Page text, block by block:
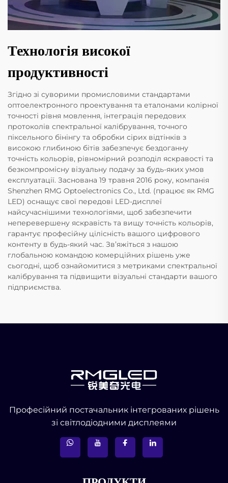
Технологія високої
продуктивності
Згідно зі суворими промисловими стандартами
оптоелектронного проектування та еталонами колірної
точності рівня мовлення, інтеграція передових
протоколів спектральної калібрування, точного
піксельного бінінгу та обробки сірих відтінків з
високою глибиною бітів забезпечує бездоганну
точність кольорів, рівномірний розподіл яскравості та
безкомпромісну візуальну подачу за будь-яких умов
експлуатації. Заснована 19 травня 2016 року, компанія
Shenzhen RMG Optoelectronics Co., Ltd. (працює як RMG
LED) оснащує свої передові LED-дисплеї
найсучаснішими технологіями, щоб забезпечити
неперевершену яскравість та вищу точність кольорів,
гарантує професійну цілісність вашого цифрового
контенту в будь-який час. Зв’яжіться з нашою
глобальною командою комерційних рішень уже
сьогодні, щоб ознайомитися з метриками спектральної
калібрування та підвищити візуальні стандарти вашого
підприємства.
Професійний постачальник інтегрованих рішень
зі світлодіодними дисплеями